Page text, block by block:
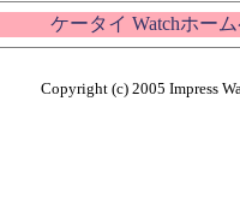
ケータイ Watchホー
Copyright (c) 2005 Impress